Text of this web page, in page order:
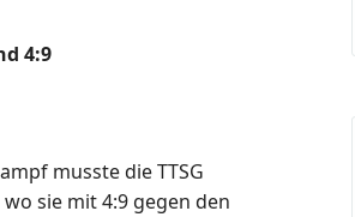
4:9
musste die TTSG
sie mit 4:9 gegen den